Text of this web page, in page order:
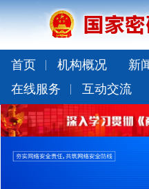
首页 机构概况 新
在线服务
互动交流